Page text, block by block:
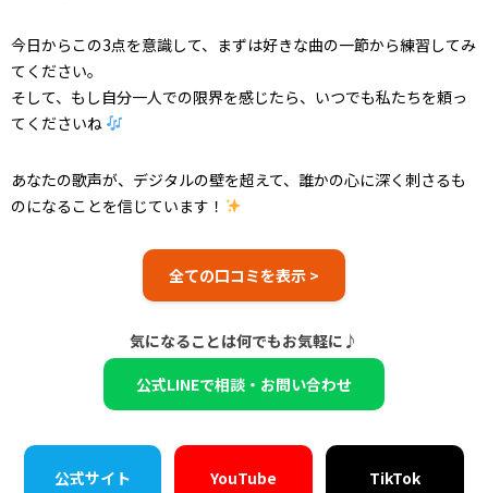
今日からこの3点を意識して、まずは好きな曲の一節から練習してみ
てください。
そして、もし自分一人での限界を感じたら、いつでも私たちを頼っ
てくださいね
あなたの歌声が、デジタルの壁を超えて、誰かの心に深く刺さるも
のになることを信じています！
全ての口コミを表示 >
気になることは何でもお気軽に♪
公式LINEで相談・お問い合わせ
公式サイト YouTube TikTok